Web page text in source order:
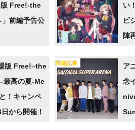
版 Free!-the
前編予告公
い
ビ
陣
ス
決
版 Free!–the
高の夏-Me
！キャンペ
から開催！
関連記事
ア
念